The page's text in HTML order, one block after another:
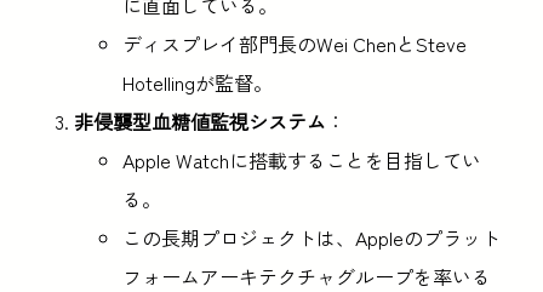
ディスプレイ部門長のWei ChenとSteve
Hotellingが監督。
非侵襲型血糖値監視システム ：
Apple Watchに搭載することを目指してい
る。
この長期プロジェクトは、Appleのプラット
フォームアーキテクチャグループを率いる